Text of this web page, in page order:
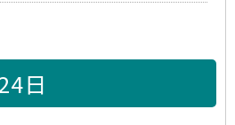
日